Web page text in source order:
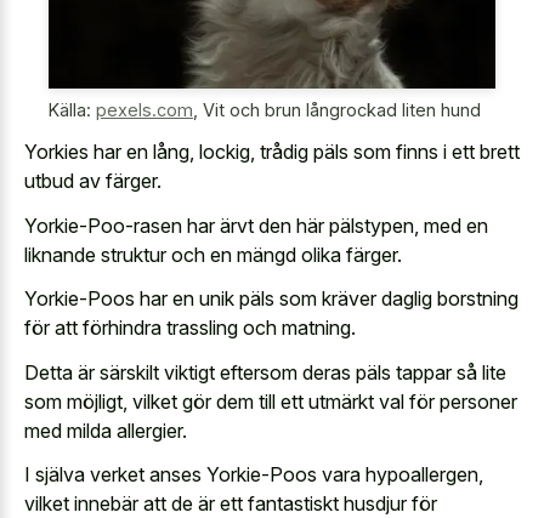
Källa: pexels.com Vit och brun långrockad liten hund
Yorkies har en lång, lockig, trådig päls som finns i ett brett
utbud av färger.
Yorkie-Poo-rasen har ärvt den här pälstypen, med en
liknande struktur och en mängd olika färger.
Yorkie-Poos har en unik päls som kräver daglig borstning
för att förhindra trassling och matning.
Detta är särskilt viktigt eftersom deras päls tappar så lite
som möjligt, vilket gör dem till ett utmärkt val för personer
med milda allergier.
I själva verket anses Yorkie-Poos vara hypoallergen,
vilket innebär att de är ett fantastiskt husdjur för